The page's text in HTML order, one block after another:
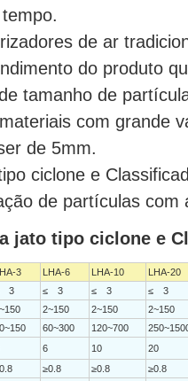
de ar
do produto
tamanho de
com grande
de 5mm.
ciclone e
de partículas com
jato tipo ciclone e
3 LHA-6 LHA-10
LHA-20
3 ≤ 3 ≤ 3
≤ 3
2~150 2~150
2~150
60~300 120~700
6 10
20
≥0.8 ≥0.8
≥0.8